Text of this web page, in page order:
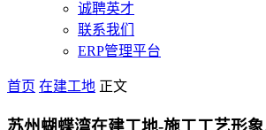
诚聘英才
联系我们
ERP管理平台
首页 在建工地 正文
苏州蝴蝶湾在建工地-施工工艺形